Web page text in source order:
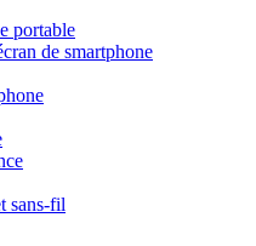
portable
de smartphone
sans-fil